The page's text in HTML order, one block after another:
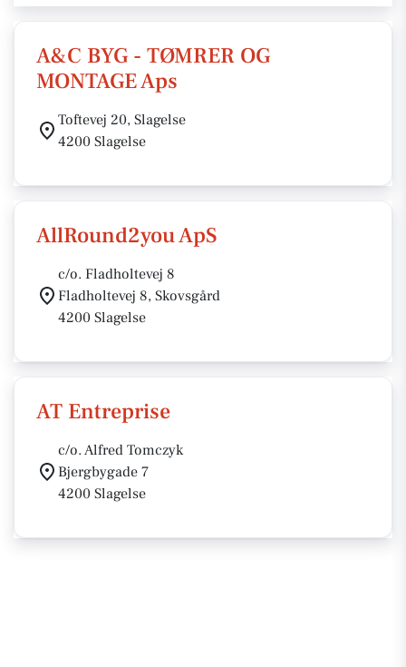
A&C BYG - TØMRER OG
MONTAGE Aps
Toftevej 20, Slagelse
4200 Slagelse
AllRound2you ApS
c/o. Fladholtevej 8
Fladholtevej 8, Skovsgård
4200 Slagelse
AT Entreprise
c/o. Alfred Tomczyk
Bjergbygade 7
4200 Slagelse